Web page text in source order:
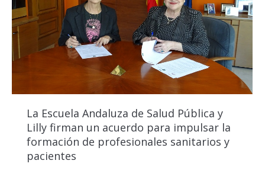
La Escuela Andaluza de Salud Pública y
Lilly firman un acuerdo para impulsar la
formación de profesionales sanitarios y
pacientes